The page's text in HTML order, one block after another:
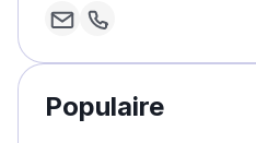
Populaire